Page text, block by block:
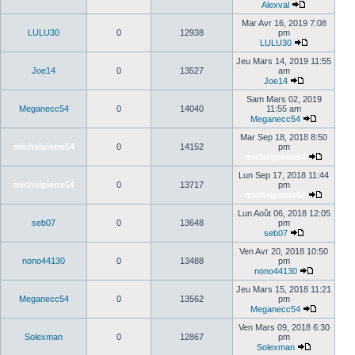
Alexval
LULU30 0 12938
Mar Avr 16, 2019 7:08
pm
LULU30
Joe14 0 13527
Jeu Mars 14, 2019 11:55
am
Joe14
Meganecc54 0 14040
Sam Mars 02, 2019
11:55 am
Meganecc54
michelpierre54 0 14152
Mar Sep 18, 2018 8:50
pm
michelpierre54 0 13717
Lun Sep 17, 2018 11:44
pm
seb07 0 13648
Lun Août 06, 2018 12:05
pm
seb07
nono44130 0 13488
Ven Avr 20, 2018 10:50
pm
nono44130
Meganecc54 0 13562
Jeu Mars 15, 2018 11:21
pm
Meganecc54
Solexman 0 12867
Ven Mars 09, 2018 6:30
pm
Solexman